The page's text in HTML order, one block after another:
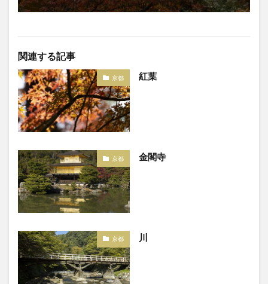
関連する記事
京都 紅葉
京都 金閣寺
京都 川